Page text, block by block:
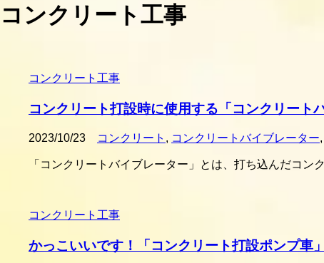
コンクリート工事
コンクリート工事
コンクリート打設時に使用する「コンクリート
2023/10/23 コンクリート , コンクリートバイブレーター,
「コンクリートバイブレーター」とは、打ち込んだコ
コンクリート工事
かっこいいです！「コンクリート打設ポンプ車